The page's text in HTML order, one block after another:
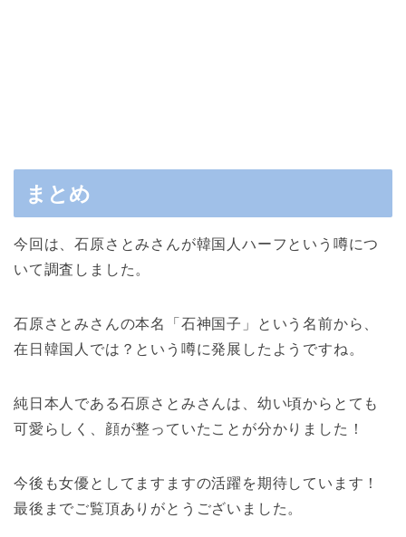
まとめ
今回は、石原さとみさんが韓国人ハーフという噂につ
いて調査しました。
石原さとみさんの本名「石神国子」という名前から、
在日韓国人では？という噂に発展したようですね。
純日本人である石原さとみさんは、幼い頃からとても
可愛らしく、顔が整っていたことが分かりました！
今後も女優としてますますの活躍を期待しています！
最後までご覧頂ありがとうございました。